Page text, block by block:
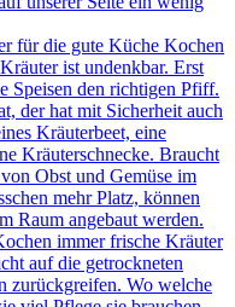
für die gute Küche Kochen
ist undenkbar. Erst
Speisen den richtigen Pfiff.
der hat mit Sicherheit auch
Kräuterbeet, eine
Kräuterschnecke. Braucht
Obst und Gemüse im
mehr Platz, können
Raum angebaut werden.
immer frische Kräuter
auf die getrockneten
zurückgreifen. Wo welche